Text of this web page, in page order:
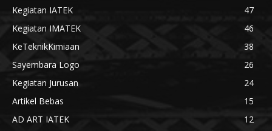
Kegiatan IATEK
47
Kegiatan IMATEK
46
KeTeknikKimiaan
38
Sayembara Logo
26
Kegiatan Jurusan
24
Artikel Bebas
15
AD ART IATEK
12